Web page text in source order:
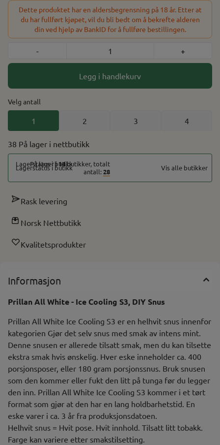
Smak av mint 0.180 kg / Ca 400 porsjoner
Dette produktet har en aldersbegrensning på 18 år. Etter at
du har fullført kjøpet, vil du bli bedt om å bekrefte alderen
din ved hjelp av BankID for å fullføre bestillingen.
- +
Legg i handlekurv
Velg antall
1 2 3 4
38 På lager
På lager i14butikker, totalt
antall:28 Vis alle butikker
Rask levering
Norsk Nettbutikk
Kvalitetsprodukter
Informasjon
Prillan All White - Ice Cooling S3, DIY Snus
Prillan All White Ice Cooling S3 er en helhvit snus innenfor
kategorien Gjør det selv snus med smak av intens mint.
Denne snusen er allerede tilsatt smak, men du kan tilsette
ekstra smak hvis ønskelig. Hver eske inneholder ca. 400
porsjonsposer, eller 180 gram porsjonssnus. Bruk snusen
som den kommer eller fukt den litt på tunga før du legger
den inn. Prillan All White Ice Cooling S3 kommer i et tørt
format som gjør at den har en lang holdbarhetstid. En
eske varer i ca. 3 år fra produksjonsdatoen.
Helhvit snus = Hvit pose. Hvit innhold. Tilsatt litt tobakk.
Farge kan variere etter smakstilsetting.
På lager